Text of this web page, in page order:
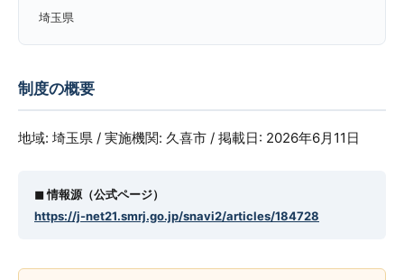
埼玉県
制度の概要
地域: 埼玉県 / 実施機関: 久喜市 / 掲載日: 2026年6月11日
◼︎ 情報源（公式ページ）
https://j-net21.smrj.go.jp/snavi2/articles/184728